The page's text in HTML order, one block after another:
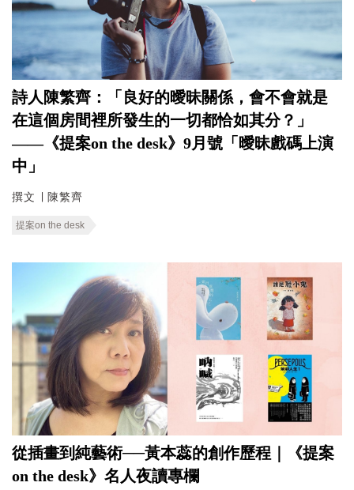
詩人陳繁齊：「良好的曖昧關係，會不會就是
在這個房間裡所發生的一切都恰如其分？」
——《提案on the desk》9月號「曖昧戲碼上演
中」
撰文 ∣ 陳繁齊
提案on the desk
從插畫到純藝術──黃本蕊的創作歷程｜《提案
on the desk》名人夜讀專欄